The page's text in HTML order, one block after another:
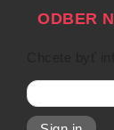
ODBER